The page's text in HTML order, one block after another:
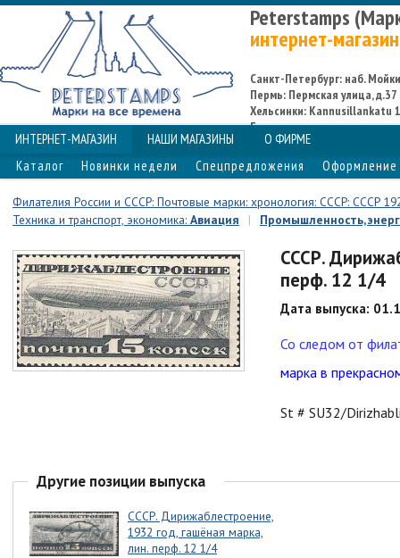
Peterstamps
интернет-магазин
Санкт-Петербург: наб.
Пермь: Пермская улица, д.37
Хельсинки: Kannusillankatu
Espoo
ИНТЕРНЕТ-МАГАЗИН НАШИ МАГАЗИНЫ
О ФИРМЕ
Каталог
Новинки недели Спецпредложения Оформление
Филателия России и СССР: Почтовые марки: хронология: СССР: СССР
Техника и транспорт, экономика: Авиация | Промышленность,
СССР.
перф. 12 1/4
Дата выпуска:
Со следом от
марка в
St # SU32/
Другие позиции выпуска
СССР. Дирижаблестроение,
1932 год, гашёная марка,
лин. перф. 12 1/4